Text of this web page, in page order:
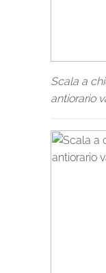
Scala a
antiorario